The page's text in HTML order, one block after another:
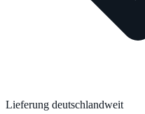
Lieferung deutschlandweit